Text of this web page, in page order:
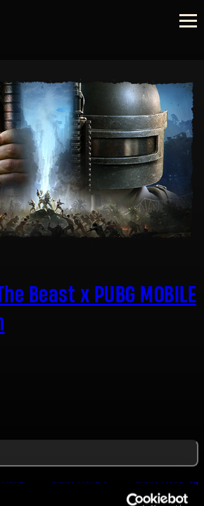
Beast x PUBG MOBILE
DYING LIGHT: